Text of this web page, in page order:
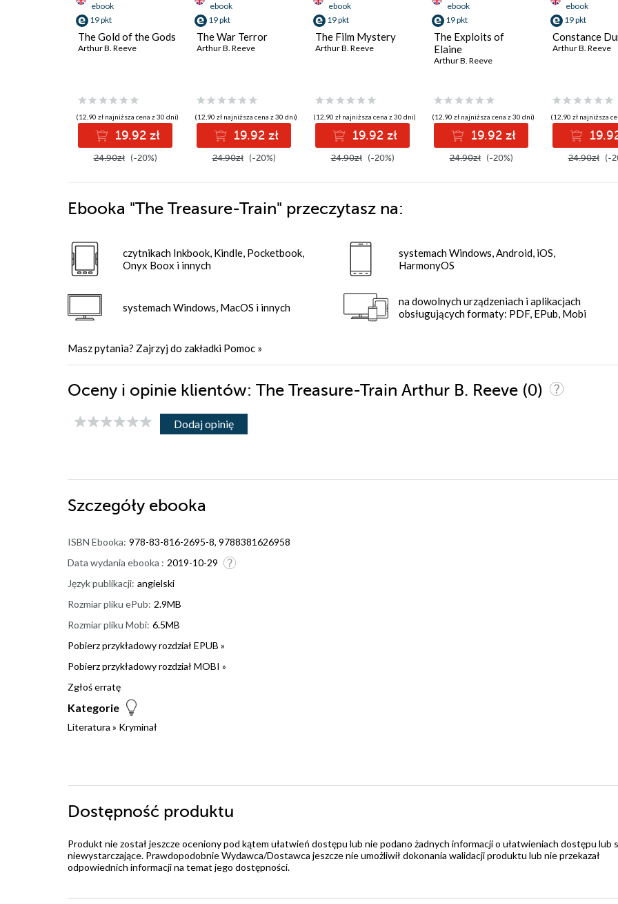
ebook
19 pkt
The Gold of the Gods
Arthur B. Reeve
(12,90 zł najniższa cena z 30 dni)
19.92 zł
24.90zł (-20%)
ebook
19 pkt
The War Terror
Arthur B. Reeve
(12,90 zł najniższa cena z 30 dni)
19.92 zł
24.90zł (-20%)
ebook
19 pkt
The Film Mystery
Arthur B. Reeve
(12,90 zł najniższa cena z 30 dni)
19.92 zł
24.90zł (-20%)
ebook
19 pkt
The Exploits of
Elaine
Arthur B. Reeve
(12,90 zł najniższa cena z 30 dni)
19.92 zł
24.90zł (-20%)
ebook
19 pkt
Constance
Arthur B. Reeve
(12,90 zł najniższa
24.90zł (-
Ebooka "The Treasure-Train" przeczytasz na:
czytnikach Inkbook, Kindle, Pocketbook,
Onyx Boox i innych
systemach Windows, MacOS i innych
systemach Windows, Android, iOS,
HarmonyOS
na dowolnych urządzeniach i aplikacjach
obsługujących formaty: PDF, EPub, Mobi
Masz pytania? Zajrzyj do zakładki Pomoc »
Oceny i opinie klientów: The Treasure-Train Arthur B. Reeve (0)
Dodaj opinię
Szczegóły ebooka
ISBN Ebooka: 978-83-816-2695-8, 9788381626958
Data wydania ebooka : 2019-10-29
Język publikacji: angielski
Rozmiar pliku ePub: 2.9MB
Rozmiar pliku Mobi: 6.5MB
Pobierz przykładowy rozdział EPUB »
Pobierz przykładowy rozdział MOBI »
Zgłoś erratę
Kategorie
Literatura » Kryminał
Dostępność produktu
Produkt nie został jeszcze oceniony pod kątem ułatwień dostępu lub nie podano żadnych informacji o ułatwieniach dostępu lub
niewystarczające. Prawdopodobnie Wydawca/Dostawca jeszcze nie umożliwił dokonania walidacji produktu lub nie przekazał
odpowiednich informacji na temat jego dostępności.